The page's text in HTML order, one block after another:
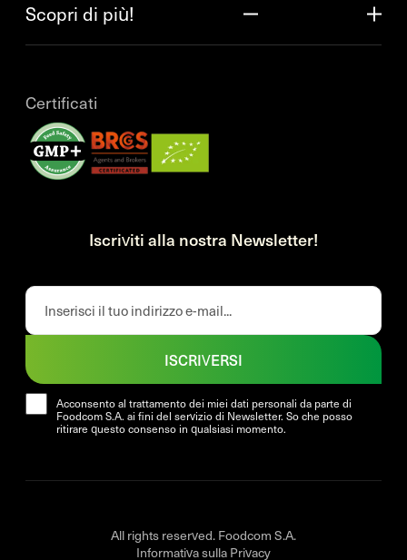
Scopri di più!
Certificati
Iscriviti alla nostra Newsletter!
Acconsento al trattamento dei miei dati personali da parte di
Foodcom S.A. ai fini del servizio di Newsletter. So che posso
ritirare questo consenso in qualsiasi momento.
ISCRIVERSI
All rights reserved. Foodcom S.A.
Informativa sulla Privacy